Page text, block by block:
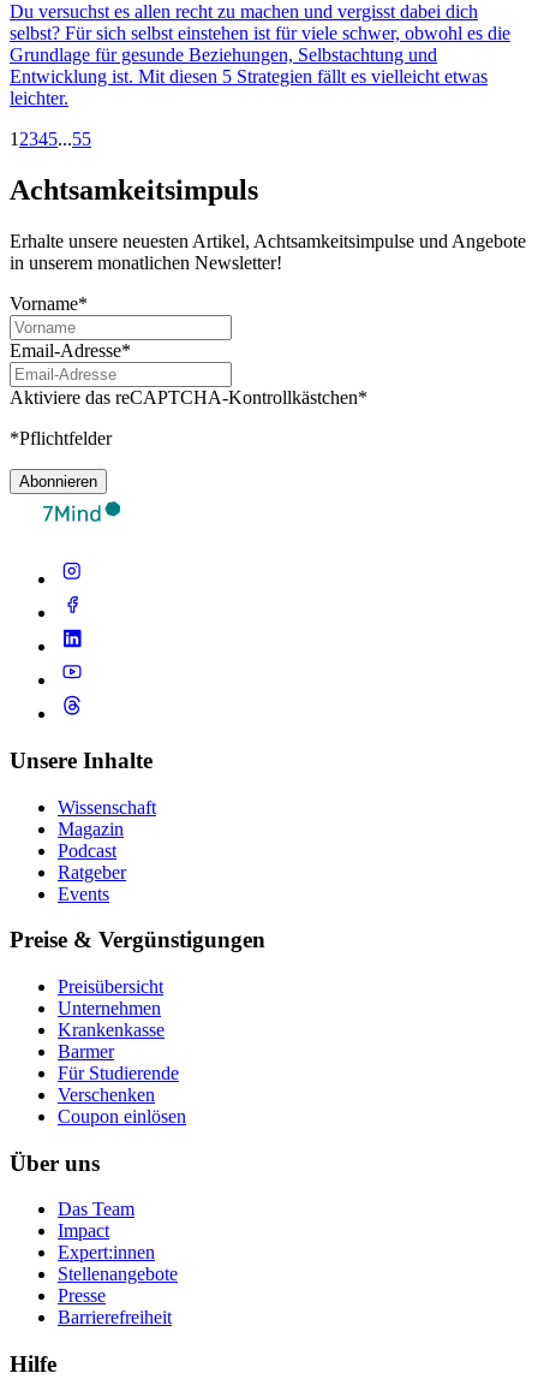
Du versuchst es allen recht zu machen und vergisst dabei dich
selbst? Für sich selbst einstehen ist für viele schwer, obwohl es die
Grundlage für gesunde Beziehungen, Selbstachtung und
Entwicklung ist. Mit diesen 5 Strategien fällt es vielleicht etwas
leichter.
1 2345...55
Achtsamkeitsimpuls
Erhalte unsere neuesten Artikel, Achtsamkeitsimpulse und Angebote
in unserem monatlichen Newsletter!
Vorname*
Email-Adresse*
Aktiviere das reCAPTCHA-Kontrollkästchen*
*Pflichtfelder
Abonnieren
Unsere Inhalte
Wissenschaft
Magazin
Podcast
Ratgeber
Events
Preise & Vergünstigungen
Preisübersicht
Unternehmen
Krankenkasse
Barmer
Für Studierende
Ver­schen­ken
Coupon einlösen
Über uns
Das Team
Impact
Expert:innen
Stellenangebote
Presse
Barrierefreiheit
Hilfe